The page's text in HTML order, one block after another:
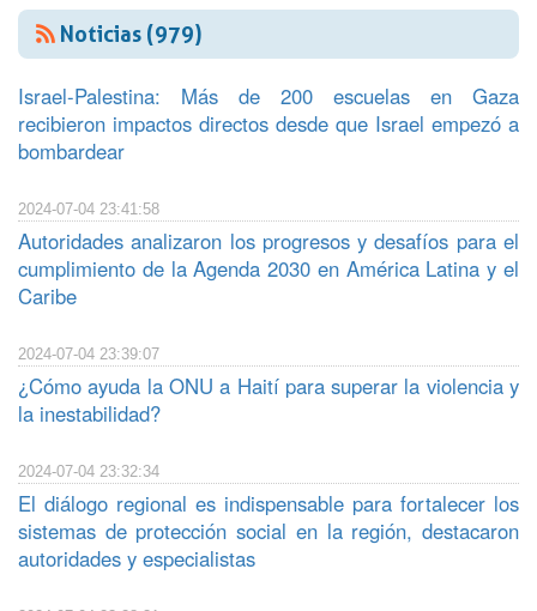
Noticias (979)
Israel-Palestina: Más de 200 escuelas en Gaza
recibieron impactos directos desde que Israel empezó a
bombardear
2024-07-04 23:41:58
Autoridades analizaron los progresos y desafíos para el
cumplimiento de la Agenda 2030 en América Latina y el
Caribe
2024-07-04 23:39:07
¿Cómo ayuda la ONU a Haití para superar la violencia y
la inestabilidad?
2024-07-04 23:32:34
El diálogo regional es indispensable para fortalecer los
sistemas de protección social en la región, destacaron
autoridades y especialistas